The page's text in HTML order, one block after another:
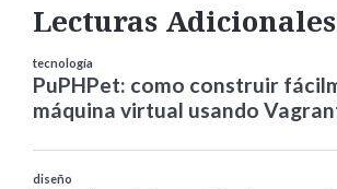
Lecturas Adicionales